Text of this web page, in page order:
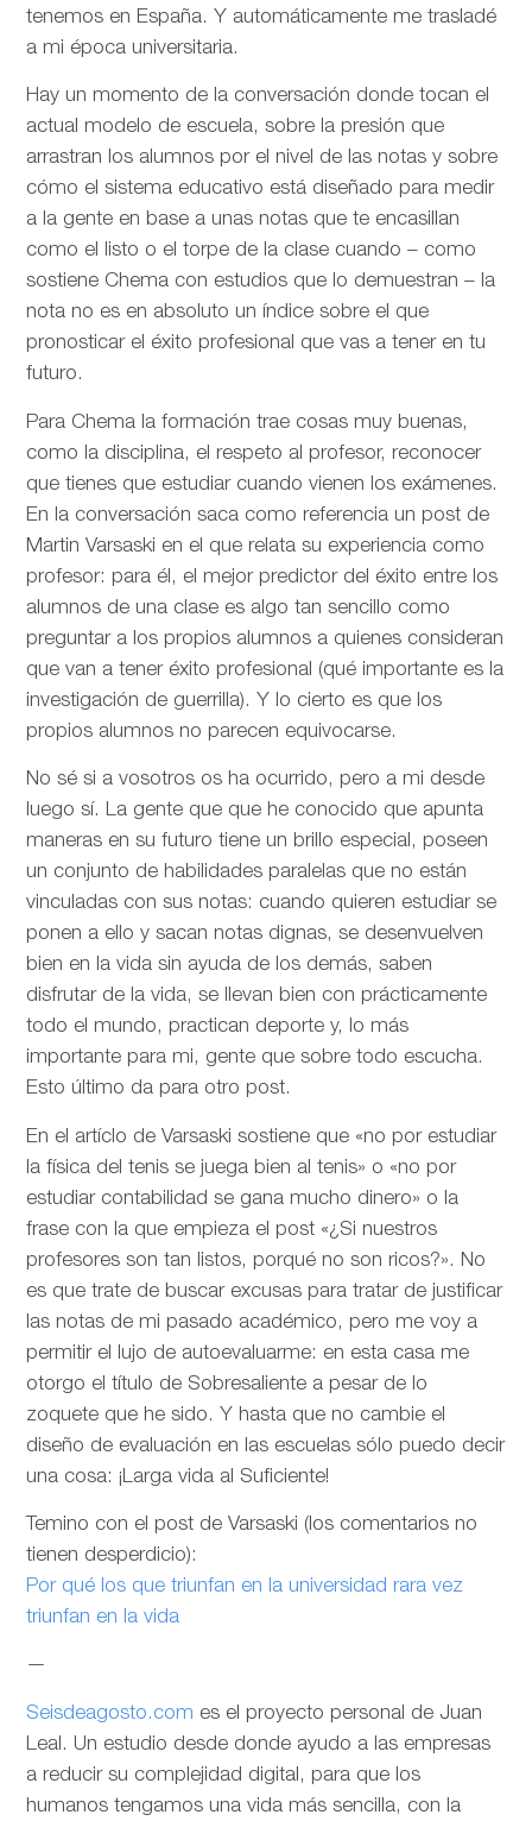
tenemos en España. Y automáticamente me trasladé
a mi época universitaria.
Hay un momento de la conversación donde tocan el
actual modelo de escuela, sobre la presión que
arrastran los alumnos por el nivel de las notas y sobre
cómo el sistema educativo está diseñado para medir
a la gente en base a unas notas que te encasillan
como el listo o el torpe de la clase cuando – como
sostiene Chema con estudios que lo demuestran – la
nota no es en absoluto un índice sobre el que
pronosticar el éxito profesional que vas a tener en tu
futuro.
Para Chema la formación trae cosas muy buenas,
como la disciplina, el respeto al profesor, reconocer
que tienes que estudiar cuando vienen los exámenes.
En la conversación saca como referencia un post de
Martin Varsaski en el que relata su experiencia como
profesor: para él, el mejor predictor del éxito entre los
alumnos de una clase es algo tan sencillo como
preguntar a los propios alumnos a quienes consideran
que van a tener éxito profesional (qué importante es la
investigación de guerrilla). Y lo cierto es que los
propios alumnos no parecen equivocarse.
No sé si a vosotros os ha ocurrido, pero a mi desde
luego sí. La gente que que he conocido que apunta
maneras en su futuro tiene un brillo especial, poseen
un conjunto de habilidades paralelas que no están
vinculadas con sus notas: cuando quieren estudiar se
ponen a ello y sacan notas dignas, se desenvuelven
bien en la vida sin ayuda de los demás, saben
disfrutar de la vida, se llevan bien con prácticamente
todo el mundo, practican deporte y, lo más
importante para mi, gente que sobre todo escucha.
Esto último da para otro post.
En el artíclo deVarsaski sostiene que «no por estudiar
la física del tenis se juega bien al tenis» o «no por
estudiar contabilidad se gana mucho dinero» o la
frase con la que empieza el post «¿Si nuestros
profesores son tan listos, porqué no son ricos?». No
es que trate de buscar excusas para tratar de justificar
las notas de mi pasado académico, pero me voy a
permitir el lujo de autoevaluarme: en esta casa me
otorgo el título de Sobresaliente a pesar de lo
zoquete que he sido. Y hasta que no cambie el
diseño de evaluación en las escuelas sólo puedo decir
una cosa: ¡Larga vida al Suficiente!
Temino con el post de Varsaski (los comentarios no
tienen desperdicio):
Por qué los que triunfan en la universidad rara vez
triunfan en la vida
—
Seisdeagosto.com es el proyecto personal de Juan
Leal. Un estudio desde donde ayudo a las empresas
a reducir su complejidad digital, para que los
humanos tengamos una vida más sencilla, con la